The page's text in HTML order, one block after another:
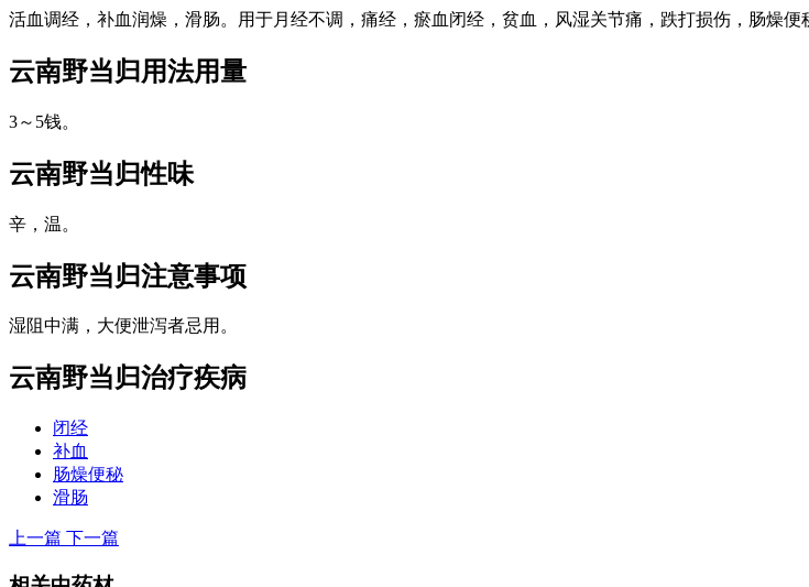
活血调经，补血润燥，滑肠。用于月经不调，痛经，瘀血闭经，贫血，风湿关节痛，跌打损伤，肠燥便
云南野当归 用法用量
3～5钱。
云南野当归性味
辛，温。
云南野当归注意事项
湿阻中满，大便泄泻者忌用。
云南野当归治疗疾病
闭经
补血
肠燥便秘
滑肠
上一篇 下一篇